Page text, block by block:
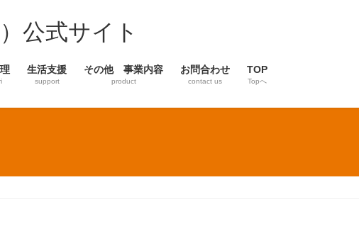
公式サイト
生活支援
support
その他 事業内容
product
お問合わせ
contact us
TOP
Topへ